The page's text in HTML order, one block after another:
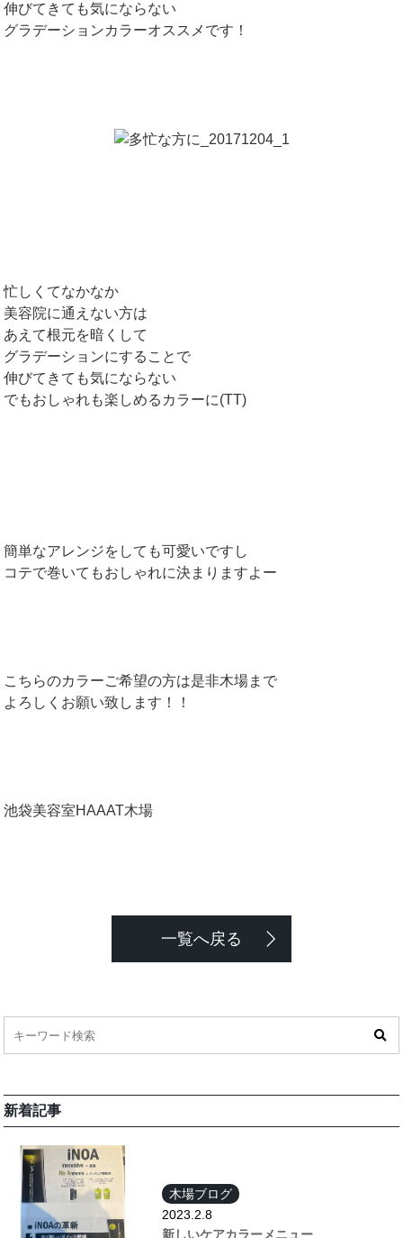
伸びてきても気にならない
グラデーションカラーオススメです！
忙しくてなかなか
美容院に通えない方は
あえて根元を暗くして
グラデーションにすることで
伸びてきても気にならない
でもおしゃれも楽しめるカラーに(TT)
簡単なアレンジをしても可愛いですし
コテで巻いてもおしゃれに決まりますよー
こちらのカラーご希望の方は是非木場まで
よろしくお願い致します！！
池袋美容室HAAAT木場
一覧へ戻る
新着記事
木場ブログ
2023.2.8
新しいケアカラーメニュー